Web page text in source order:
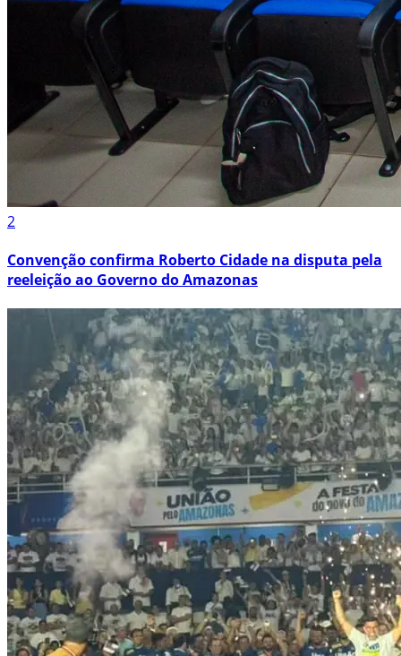
2
Convenção confirma Roberto Cidade na disputa pela
reeleição ao Governo do Amazonas